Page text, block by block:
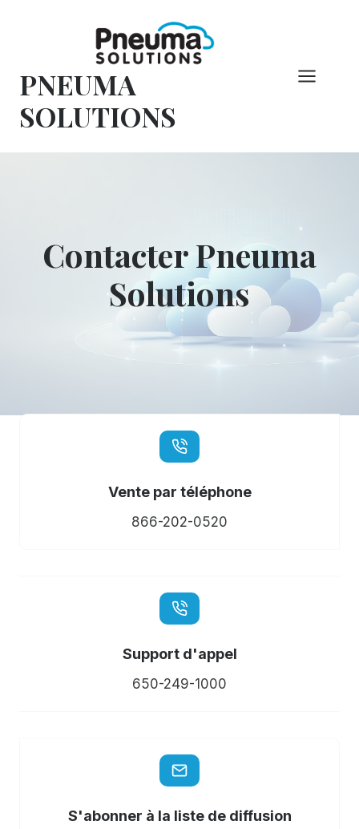
PNEUMA
SOLUTIONS
Contacter Pneuma
Solutions
Vente par téléphone
866-202-0520
Support d'appel
650-249-1000
S'abonner à la liste de diffusion